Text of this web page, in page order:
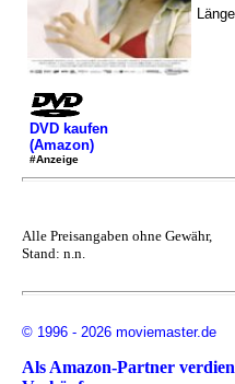
DVD kaufen
(Amazon)
#Anzeige
Alle Preisangaben ohne Gewähr,
Stand: n.n.
© 1996 - 2026 moviemaster.de
Als Amazon-Partner